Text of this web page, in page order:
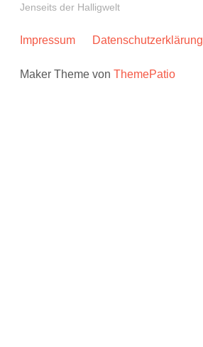
Jenseits der Halligwelt
Impressum Datenschutzerklärung
Maker Theme vonThemePatio